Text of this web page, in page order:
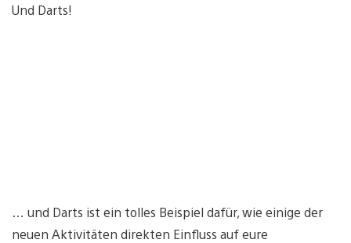
Und Darts!
… und Darts ist ein tolles Beispiel dafür, wie einige der
neuen Aktivitäten direkten Einfluss auf eure